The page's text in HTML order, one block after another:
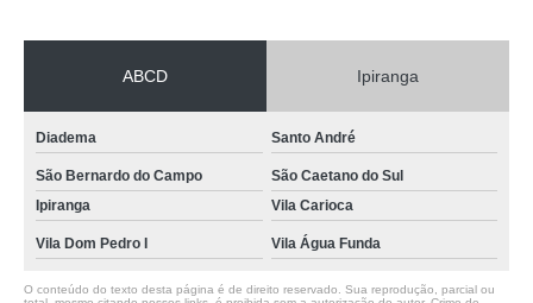
ABCD Ipiranga
Diadema Santo André
São Bernardo do Campo
São Caetano do Sul
Ipiranga
Vila Carioca
Vila Dom Pedro I Vila Água Funda
O conteúdo do texto desta página é de direito reservado. Sua reprodução, parcial ou